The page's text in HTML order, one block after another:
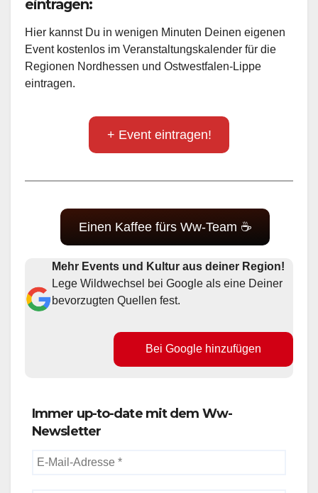
eintragen:
Hier kannst Du in wenigen Minuten Deinen eigenen
Event kostenlos im Veranstaltungskalender für die
Regionen Nordhessen und Ostwestfalen-Lippe
eintragen.
+ Event eintragen!
Einen Kaffee fürs Ww-Team ☕
Mehr Events und Kultur aus deiner Region!
Lege Wildwechsel bei Google als eine Deiner
bevorzugten Quellen fest.
Bei Google hinzufügen
Immer up-to-date mit dem Ww-
Newsletter